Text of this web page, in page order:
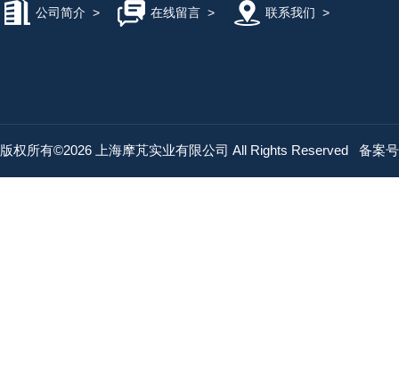
公司简介 > 在线留言> 联系我们 >
版权所有©2026 上海摩芃实业有限公司 All Rights Reserved 备案